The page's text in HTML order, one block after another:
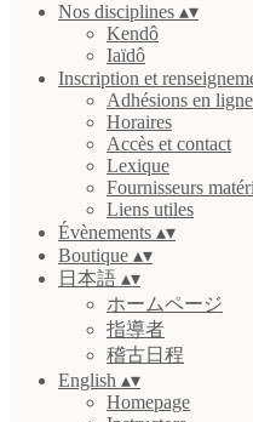
Nos disciplines ▴▾
Kendô
Iaïdô
Inscription et
Adhésions en ligne
Horaires
Accès et contact
Lexique
Fournisseurs
Liens utiles
Évènements ▴▾
Boutique ▴▾
日本語 ▴▾
ホームページ
指導者
稽古日程
English ▴▾
Homepage